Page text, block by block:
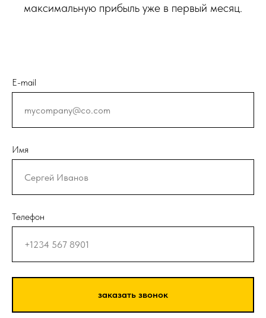
максимальную прибыль уже в первый месяц.
E-mail
Имя
Телефон
заказать звонок